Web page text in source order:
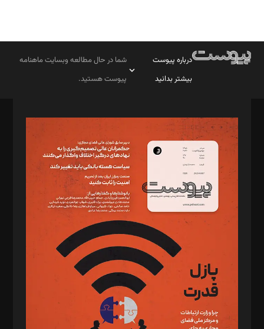
درباره پیوست
بیشتر بدانید
شما در حال مطالعه وبسایت ماهنامه
پیوست هستید.
مدیر مسئول: محمدباقر اثنی‌عشری
سردبیر: مهرک محمودی
دبیر تحریریه: میثم قاسمی
د‌بیر ناداستان: سمانه سمیع
د‌بیر خدمت و تجارت: ابوالفضل رجبی
د‌بیر حقوق فناوری: حسام‌الدین ایپکچی
د‌بیر پیوست جهان: مینا پاکدل
د‌بیر تحریریه آنلاین: بابک نقاش
تحریریه‌: مجتبی محمود‌ی، آرش برهمند، یسنا امان‌پور، سروش کرمیان،
مصطفی مسجدی آرانی، ابوالفضل رجبی، زهرا فکرانه، فائزه فتحی
رستمی،مصطفی باستان
ویرایش: نگار استاد‌‌آقا
طراح یونیفرم: مجید توکلی